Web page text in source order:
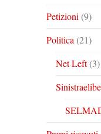
Petizioni (9)
Politica (21)
Net Left(3)